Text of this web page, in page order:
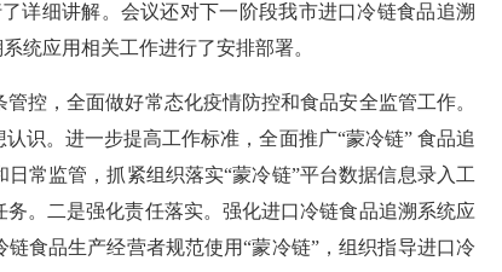
详细讲解。会议还对下一阶段我市进口冷链食品追溯
统应用相关工作进行了安排部署。
控，全面做好常态化疫情防控和食品安全监管工作。
识。进一步提高工作标准，全面推广“蒙冷链” 食品追
常监管，抓紧组织落实“蒙冷链”平台数据信息录入工
。二是强化责任落实。强化进口冷链食品追溯系统应
食品生产经营者规范使用“蒙冷链”，组织指导进口冷